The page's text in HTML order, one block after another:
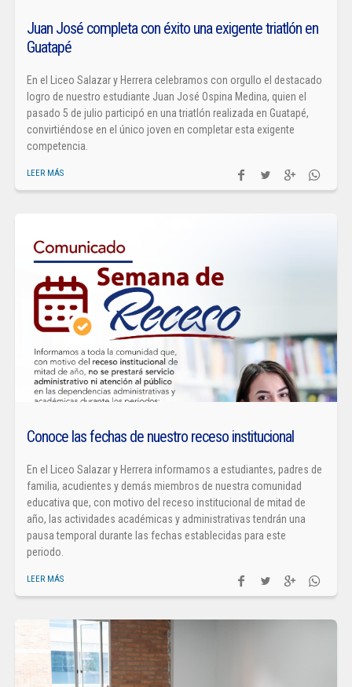
Juan José completa con éxito una exigente triatlón en
Guatapé
En el Liceo Salazar y Herrera celebramos con orgullo el destacado
logro de nuestro estudiante Juan José Ospina Medina, quien el
pasado 5 de julio participó en una triatlón realizada en Guatapé,
convirtiéndose en el único joven en completar esta exigente
competencia.
LEER MÁS
Conoce las fechas de nuestro receso institucional
En el Liceo Salazar y Herrera informamos a estudiantes, padres de
familia, acudientes y demás miembros de nuestra comunidad
educativa que, con motivo del receso institucional de mitad de
año, las actividades académicas y administrativas tendrán una
pausa temporal durante las fechas establecidas para este
periodo.
LEER MÁS